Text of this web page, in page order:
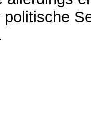
politische